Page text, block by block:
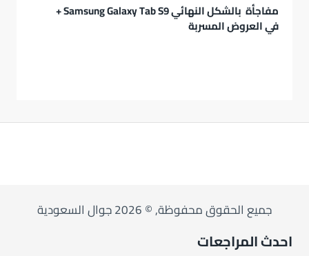
مفاجأة بالشكل النهائي Samsung Galaxy Tab S9 +
في العروض المسربة
جميع الحقوق محفوظة, © 2026 جوال السعودية
احدث المراجعات